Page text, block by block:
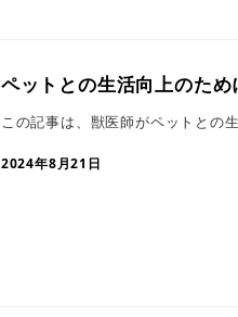
ペットとの生活向上のた
この記事は、獣医師がペットとの
2024年8月21日